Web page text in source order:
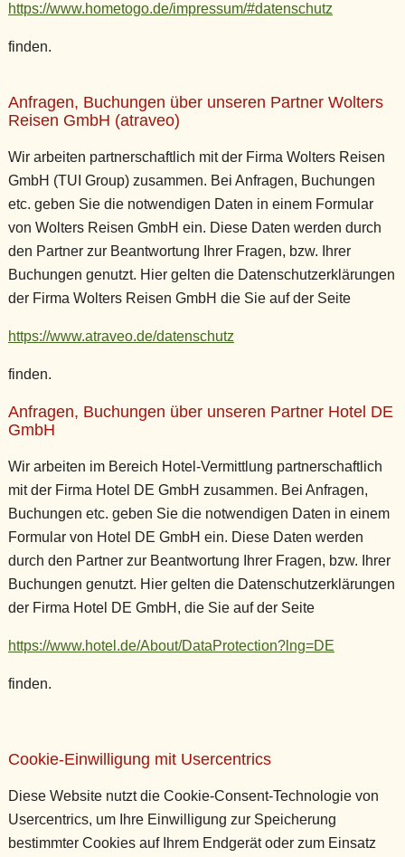
https://www.hometogo.de/impressum/#datenschutz
finden.
Anfragen, Buchungen über unseren Partner Wolters
Reisen GmbH (atraveo)
Wir arbeiten partnerschaftlich mit der Firma Wolters Reisen
GmbH (TUI Group) zusammen. Bei Anfragen, Buchungen
etc. geben Sie die notwendigen Daten in einem Formular
von Wolters Reisen GmbH ein. Diese Daten werden durch
den Partner zur Beantwortung Ihrer Fragen, bzw. Ihrer
Buchungen genutzt. Hier gelten die Datenschutzerklärungen
der Firma Wolters Reisen GmbH die Sie auf der Seite
https://www.atraveo.de/datenschutz
finden.
Anfragen, Buchungen über unseren Partner Hotel DE
GmbH
Wir arbeiten im Bereich Hotel-Vermittlung partnerschaftlich
mit der Firma Hotel DE GmbH zusammen. Bei Anfragen,
Buchungen etc. geben Sie die notwendigen Daten in einem
Formular von Hotel DE GmbH ein. Diese Daten werden
durch den Partner zur Beantwortung Ihrer Fragen, bzw. Ihrer
Buchungen genutzt. Hier gelten die Datenschutzerklärungen
der Firma Hotel DE GmbH, die Sie auf der Seite
https://www.hotel.de/About/DataProtection?lng=DE
finden.
Cookie-Einwilligung mit Usercentrics
Diese Website nutzt die Cookie-Consent-Technologie von
Usercentrics, um Ihre Einwilligung zur Speicherung
bestimmter Cookies auf Ihrem Endgerät oder zum Einsatz